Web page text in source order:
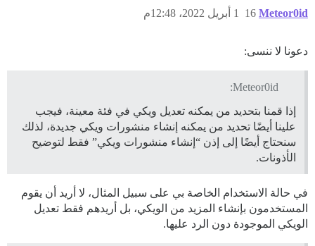
Meteor0id 1 أبريل 2022، 12:48م 16
دعونا لا ننسى:
Meteor0id:
إذا قمنا بتحديد من يمكنه تعديل ويكي في فئة معينة، فيجب
علينا أيضًا تحديد من يمكنه إنشاء منشورات ويكي جديدة، لذلك
سنحتاج أيضًا إلى إذن “إنشاء منشورات ويكي” فقط لتوضيح
الأذونات.
في حالة الاستخدام الخاصة بي على سبيل المثال، لا أريد أن يقوم
المستخدمون بإنشاء المزيد من الويكي، بل أريدهم فقط تعديل
الويكي الموجودة دون الرد عليها.